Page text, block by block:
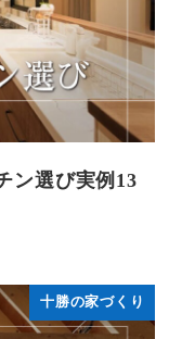
ン選び実例13
十勝の家づくり